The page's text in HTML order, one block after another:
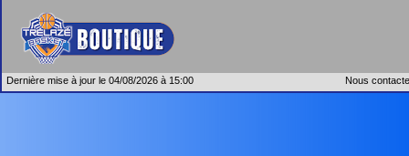
Dernière mise à jour le 04/08/2026 à 15:00 Nous